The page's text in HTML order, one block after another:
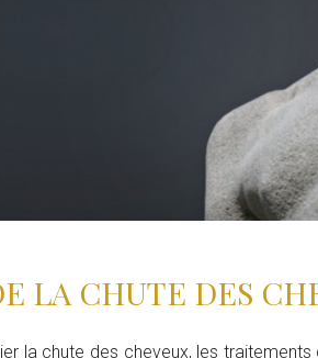
LA CHUTE DES
la chute des cheveux, les